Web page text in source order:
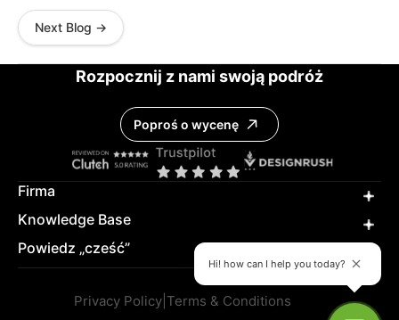
Next Blog →
Rozpocznij z nami swoją podróż
Poproś o wycenę
Firma
Knowledge Base
Powiedz „cześć”
Hi! how can I help you today?
Privacy Policy Terms & Conditions